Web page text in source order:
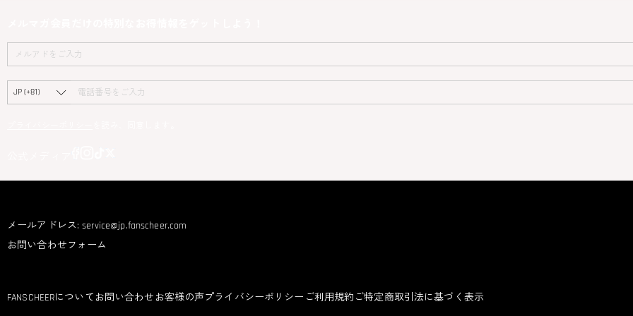
メールアドレス:service@jp.fanscheer.com
お問い合わせフォーム
FANSCHEERについて お問い合わせ お客様の声プライバシーポリシー ご利用規約 ご特定商取引法に基づく表示